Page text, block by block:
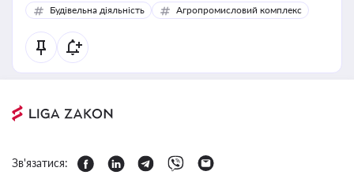
Будівельна діяльність Агропромисловий комплекс
Зв'язатися: